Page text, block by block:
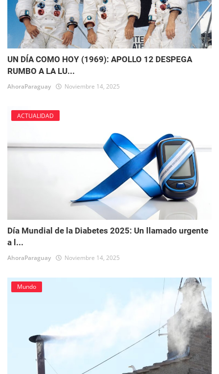
UN DÍA COMO HOY (1969): APOLLO 12 DESPEGA
RUMBO A LA LU...
AhoraParaguay Noviembre 14, 2025
ACTUALIDAD
Día Mundial de la Diabetes 2025: Un llamado urgente
a l...
AhoraParaguay Noviembre 14, 2025
Mundo